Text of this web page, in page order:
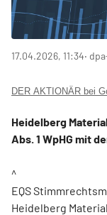
17.04.2026, 11:34‧
DER AKTIONÄR bei
Heidelberg
Abs. 1 WpHG mit
^
EQS
Heidelberg